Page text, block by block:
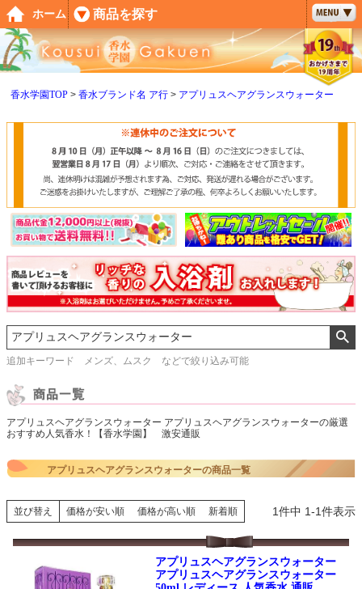
香水学園TOP 香水ブランド名 ア行 アプリュスヘアグランスウォーター
追加キーワード メンズ、ムスク などで絞り込み可能
アプリュスヘアグランスウォーター アプリュスヘアグランスウォーターの厳選
おすすめ人気香水！【香水学園】 激安通販
アプリュスヘアグランスウォーターの商品一覧
並び替え 価格が安い順 価格が高い順 新着順 1件中 1-1件表示
アプリュスヘアグランスウォーター
アプリュスヘアグランスウォーター
ペー
ジト
ップ
へ
ホーム 商品を探す